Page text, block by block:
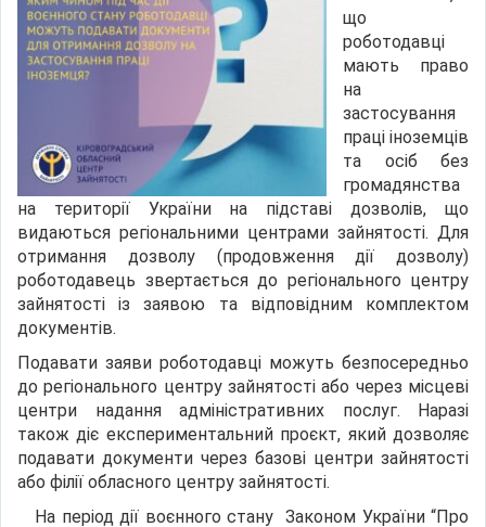
що
роботодавці
мають право
на
застосування
праці іноземців
та осіб без
громадянства
на території України на підставі дозволів, що
видаються регіональними центрами зайнятості. Для
отримання дозволу (продовження дії дозволу)
роботодавець звертається до регіонального центру
зайнятості із заявою та відповідним комплектом
документів.
Подавати заяви роботодавці можуть безпосередньо
до регіонального центру зайнятості або через місцеві
центри надання адміністративних послуг. Наразі
також діє експериментальний проєкт, який дозволяє
подавати документи через базові центри зайнятості
або філії обласного центру зайнятості.
На період дії воєнного стану Законом України “Про